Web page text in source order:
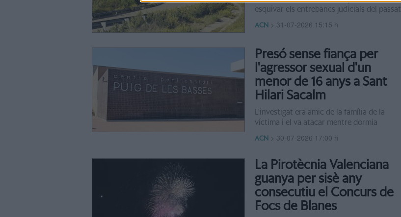
esquivar els entrebancs judicials del passat
ACN > 31-07-2026 15:15 h
Presó sense fiança per
l'agressor sexual d'un
menor de 16 anys a Sant
Hilari Sacalm
L'investigat era amic de la família de la
víctima i el va atacar mentre dormia
ACN > 30-07-2026 17:00 h
La Pirotècnia Valenciana
guanya per sisè any
consecutiu el Concurs de
Focs de Blanes